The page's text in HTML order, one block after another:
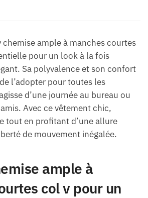
chemise ample à manches courtes
pour un look à la fois
Sa polyvalence et son confort
l’adopter pour toutes les
d’une journée au bureau ou
Avec ce vêtement chic,
tout en profitant d’une allure
de mouvement inégalée.
ample à
col v pour un